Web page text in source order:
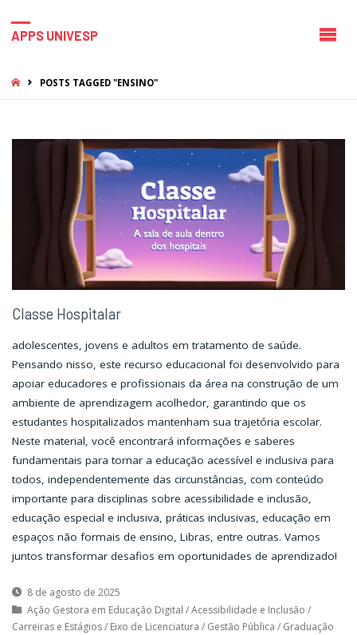
APPS UNIVESP
HOMEPOSTS TAGGED "ENSINO"
Classe Hospitalar
adolescentes, jovens e adultos em tratamento de saúde.
Pensando nisso, este recurso educacional foi desenvolvido para
apoiar educadores e profissionais da área na construção de um
ambiente de aprendizagem acolhedor, garantindo que os
estudantes hospitalizados mantenham sua trajetória escolar.
Neste material, você encontrará informações e saberes
fundamentais para tornar a educação acessível e inclusiva para
todos, independentemente das circunstâncias, com conteúdo
importante para disciplinas sobre acessibilidade e inclusão,
educação especial e inclusiva, práticas inclusivas, educação em
espaços não formais de ensino, Libras, entre outras. Vamos
juntos transformar desafios em oportunidades de aprendizado!
8 de agosto de 2025
Ação Gestora em Educação Digital /Acessibilidade e Inclusão /
Carreiras e Estágios/ Eixo de Licenciatura / Gestão Pública / Graduação